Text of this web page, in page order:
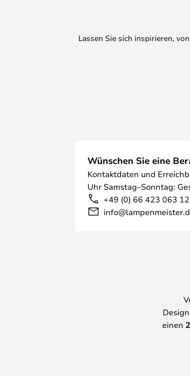
Lassen Sie sich inspirieren,
Wünschen Sie eine
Kontaktdaten und
Uhr Samstag–Sonntag:
+49 (0) 66 423 063
einen